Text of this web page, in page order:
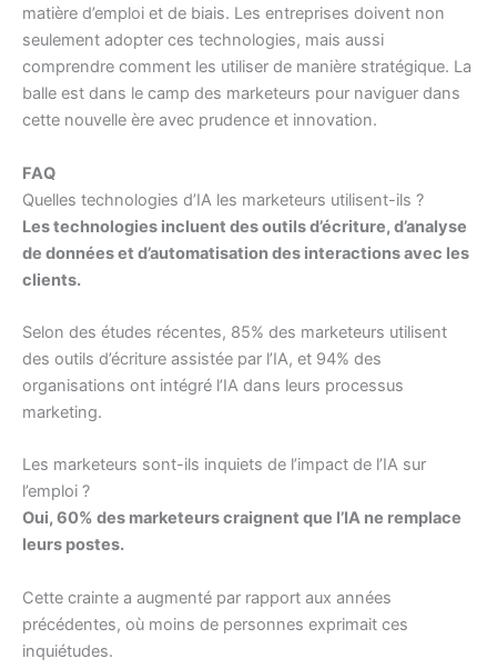
matière d’emploi et de biais. Les entreprises doivent non
seulement adopter ces technologies, mais aussi
comprendre comment les utiliser de manière stratégique. La
balle est dans le camp des marketeurs pour naviguer dans
cette nouvelle ère avec prudence et innovation.
FAQ
Quelles technologies d’IA les marketeurs utilisent-ils ?
Les technologies incluent des outils d’écriture, d’analyse
de données et d’automatisation des interactions avec les
clients.
Selon des études récentes, 85% des marketeurs utilisent
des outils d’écriture assistée par l’IA, et 94% des
organisations ont intégré l’IA dans leurs processus
marketing.
Les marketeurs sont-ils inquiets de l’impact de l’IA sur
l’emploi ?
Oui, 60% des marketeurs craignent que l’IA ne remplace
leurs postes.
Cette crainte a augmenté par rapport aux années
précédentes, où moins de personnes exprimait ces
inquiétudes.